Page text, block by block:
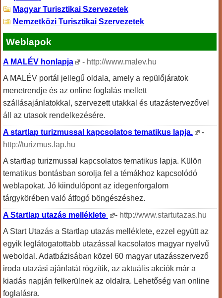
Magyar Turisztikai Szervezetek
Nemzetközi Turisztikai Szervezetek
Weblapok
A MALÉV honlapja - http://www.malev.hu
A MALÉV portál jellegű oldala, amely a repülőjáratok
menetrendje és az online foglalás mellett
szállásajánlatokkal, szervezett utakkal és utazástervezővel
áll az utasok rendelkezésére.
A startlap turizmussal kapcsolatos tematikus lapja.
-
http://turizmus.lap.hu
A startlap turizmussal kapcsolatos tematikus lapja. Külön
tematikus bontásban sorolja fel a témákhoz kapcsolódó
weblapokat. Jó kiindulópont az idegenforgalom
tárgykörében való átfogó böngészéshez.
A Startlap utazás melléklete
- http://www.startutazas.hu
A Start Utazás a Startlap utazás melléklete, ezzel együtt az
egyik leglátogatottabb utazással kacsolatos magyar nyelvű
weboldal. Adatbázisában közel 60 magyar utazásszervező
iroda utazási ajánlatát rögzítik, az aktuális akciók már a
kiadás napján felkerülnek az oldalra. Lehetőség van online
foglalásra.